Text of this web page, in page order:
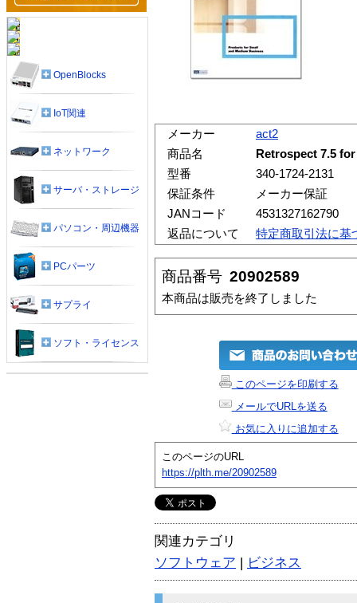
メーカー
act2
商品名
Retrospect 7.5
型番
340-1724-2131
保証条件
メーカー保証
JANコード
4531327162790
返品について
特定商取引法に基
商品番号 20902589
本商品は販売を終了しました
このページを印刷する
メールでURLを送る
お気に入りに追加する
このページのURL
https://plth.me/20902589
関連カテゴリ
ソフトウェア | ビジネス
OpenBlocks
IoT関連
ネットワーク
サーバ・ストレージ
パソコン・周辺機器
PCパーツ
サプライ
ソフト・ライセンス